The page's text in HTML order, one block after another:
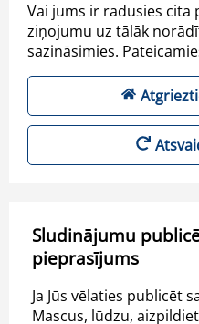
Vai jums ir radusies cita
ziņojumu uz tālāk
sazināsimies.
Sludinājumu
pieprasījums
Ja Jūs vēlaties publicēt
Mascus, lūdzu,